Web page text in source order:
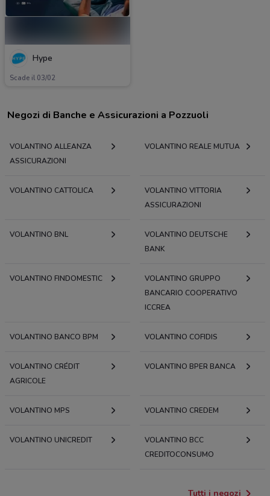
Hype
Scade il 03/02
Negozi di Banche e Assicurazioni a Pozzuoli
VOLANTINO ALLEANZA
ASSICURAZIONI
VOLANTINO REALE MUTUA
VOLANTINO CATTOLICA
VOLANTINO VITTORIA
ASSICURAZIONI
VOLANTINO BNL
VOLANTINO DEUTSCHE
BANK
VOLANTINO FINDOMESTIC
VOLANTINO GRUPPO
BANCARIO COOPERATIVO
ICCREA
VOLANTINO BANCO BPM VOLANTINO COFIDIS
VOLANTINO CRÉDIT
AGRICOLE
VOLANTINO BPER BANCA
VOLANTINO MPS VOLANTINO CREDEM
VOLANTINO UNICREDIT
VOLANTINO BCC
CREDITOCONSUMO
Tutti i negozi